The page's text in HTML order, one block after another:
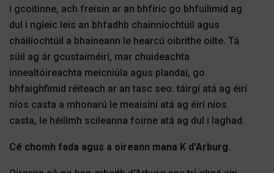
i gcoitinne, ach freisin ar an bhfíric go bhfuilimid ag
dul i ngleic leis an bhfadhb chainníochtúil agus
cháilíochtúil a bhaineann le hearcú oibrithe oilte. Tá
súil ag ár gcustaiméirí, mar chuideachta
innealtóireachta meicniúla agus plandaí, go
bhfaighfimid réiteach ar an tasc seo: táirgí atá ag éirí
níos casta a mhonarú le meaisíní atá ag éirí níos
casta, le héilimh scileanna foirne atá ag dul i laghad.
Cé chomh fada agus a oireann mana K d'Arburg.